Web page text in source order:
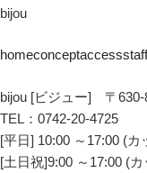
bijou
homeconceptaccessstaff
bijou [ビジュー] 〒
TEL：0742-20-4725
[平日] 10:00 ～17:00 (
[土日祝]9:00 ～17:00 (